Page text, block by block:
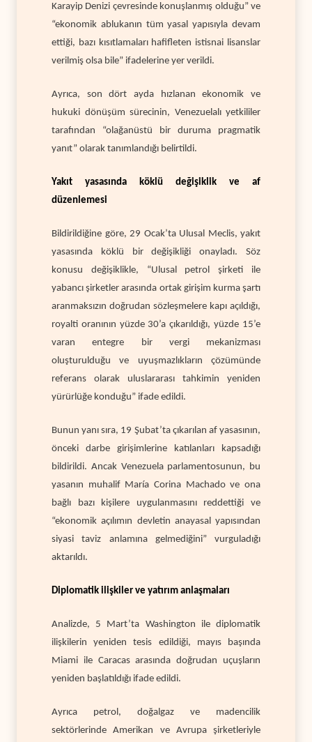
Karayip Denizi çevresinde konuşlanmış olduğu” ve
“ekonomik ablukanın tüm yasal yapısıyla devam
ettiği, bazı kısıtlamaları hafifleten istisnai lisanslar
verilmiş olsa bile” ifadelerine yer verildi.
Ayrıca, son dört ayda hızlanan ekonomik ve
hukuki dönüşüm sürecinin, Venezuelalı yetkililer
tarafından “olağanüstü bir duruma pragmatik
yanıt” olarak tanımlandığı belirtildi.
Yakıt yasasında köklü değişiklik ve af
düzenlemesi
Bildirildiğine göre, 29 Ocak’ta Ulusal Meclis, yakıt
yasasında köklü bir değişikliği onayladı. Söz
konusu değişiklikle, “Ulusal petrol şirketi ile
yabancı şirketler arasında ortak girişim kurma şartı
aranmaksızın doğrudan sözleşmelere kapı açıldığı,
royalti oranının yüzde 30’a çıkarıldığı, yüzde 15’e
varan entegre bir vergi mekanizması
oluşturulduğu ve uyuşmazlıkların çözümünde
referans olarak uluslararası tahkimin yeniden
yürürlüğe konduğu” ifade edildi.
Bunun yanı sıra, 19 Şubat’ta çıkarılan af yasasının,
önceki darbe girişimlerine katılanları kapsadığı
bildirildi. Ancak Venezuela parlamentosunun, bu
yasanın muhalif María Corina Machado ve ona
bağlı bazı kişilere uygulanmasını reddettiği ve
“ekonomik açılımın devletin anayasal yapısından
siyasi taviz anlamına gelmediğini” vurguladığı
aktarıldı.
Diplomatik ilişkiler ve yatırım anlaşmaları
Analizde, 5 Mart’ta Washington ile diplomatik
ilişkilerin yeniden tesis edildiği, mayıs başında
Miami ile Caracas arasında doğrudan uçuşların
yeniden başlatıldığı ifade edildi.
Ayrıca petrol, doğalgaz ve madencilik
sektörlerinde Amerikan ve Avrupa şirketleriyle